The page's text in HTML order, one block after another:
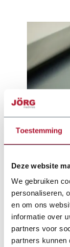
Toestemming
Deze website
We gebruiken
personaliseren,
en om ons
informatie over
partners voor
partners kunnen